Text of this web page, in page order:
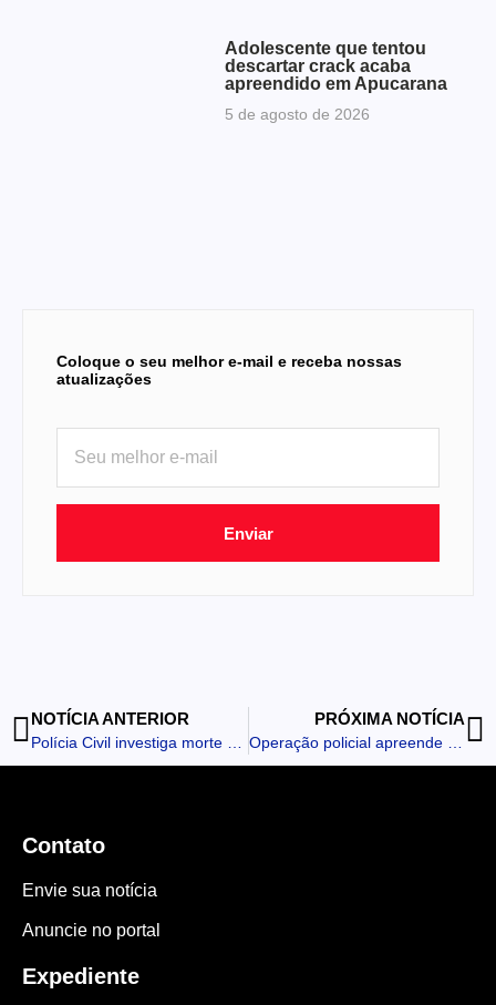
Adolescente que tentou
descartar crack acaba
apreendido em Apucarana
5 de agosto de 2026
Coloque o seu melhor e-mail e receba nossas
atualizações
Enviar
NOTÍCIA ANTERIOR PRÓXIMA NOTÍCIA
Contato
Envie sua notícia
Anuncie no portal
Expediente